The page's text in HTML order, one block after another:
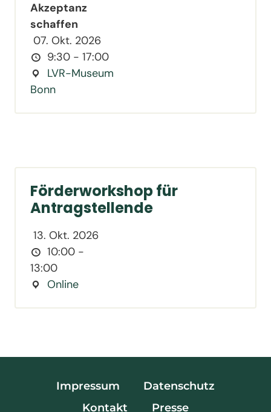
Akzeptanz
schaffen
07. Okt. 2026
9:30 - 17:00
LVR-Museum
Bonn
Förderworkshop für
Antragstellende
13. Okt. 2026
10:00 -
13:00
Online
Impressum
Datenschutz
Kontakt
Presse